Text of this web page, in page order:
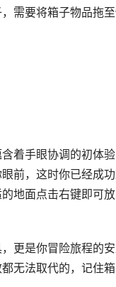
需要将箱子物品拖
着手眼协调的初体
前，这时你已经成
地面点击右键即可
更是你冒险旅程的
无法取代的，记住